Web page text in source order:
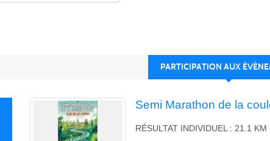
PARTICIPATION AUX
Semi Marathon de la
RÉSULTAT INDIVIDUEL : 21.1